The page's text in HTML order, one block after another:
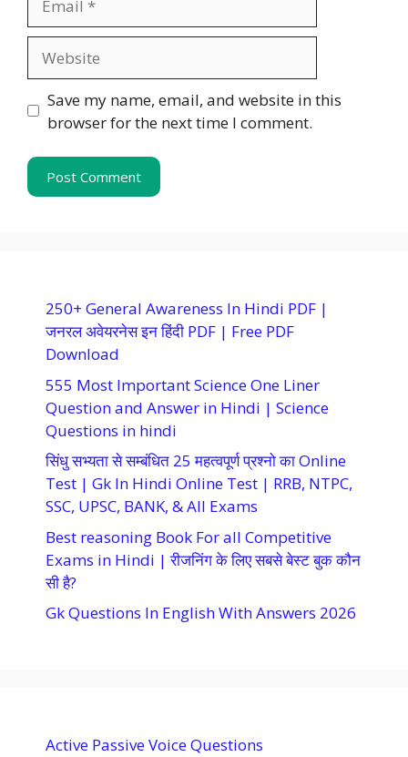
Save my name, email, and website in this
browser for the next time I comment.
250+ General Awareness In Hindi PDF |
जनरल अवेयरनेस इन हिंदी PDF | Free PDF
Download
555 Most Important Science One Liner
Question and Answer in Hindi | Science
Questions in hindi
सिंधु सभ्यता से सम्बंधित 25 महत्वपूर्ण प्रश्नो का Online
Test | Gk In Hindi Online Test | RRB, NTPC,
SSC, UPSC, BANK, & All Exams
Best reasoning Book For all Competitive
Exams in Hindi | रीजनिंग के लिए सबसे बेस्ट बुक कौन
सी है?
Gk Questions In English With Answers 2026
Active Passive Voice Questions